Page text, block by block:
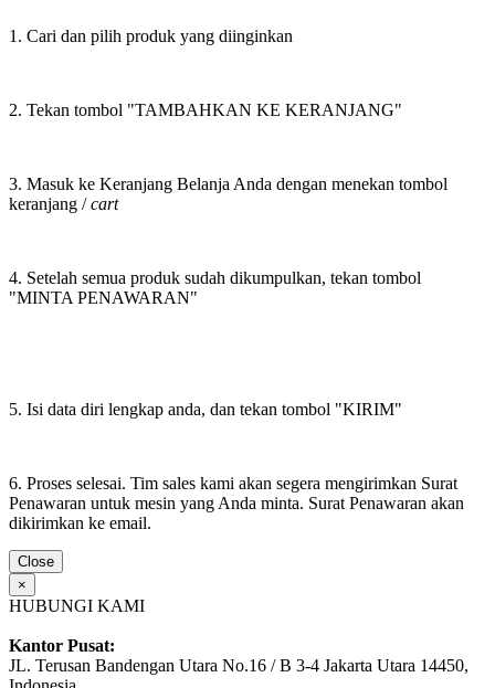
1. Cari dan pilih produk yang diinginkan
2. Tekan tombol "TAMBAHKAN KE KERANJANG"
3. Masuk ke Keranjang Belanja Anda dengan menekan tombol
keranjang /cart
4. Setelah semua produk sudah dikumpulkan, tekan tombol
"MINTA PENAWARAN"
5. Isi data diri lengkap anda, dan tekan tombol "KIRIM"
6. Proses selesai. Tim sales kami akan segera mengirimkan Surat
Penawaran untuk mesin yang Anda minta. Surat Penawaran akan
dikirimkan ke email.
Close
×
HUBUNGI KAMI
Kantor Pusat:
JL. Terusan Bandengan Utara No.16 / B 3-4 Jakarta Utara 14450,